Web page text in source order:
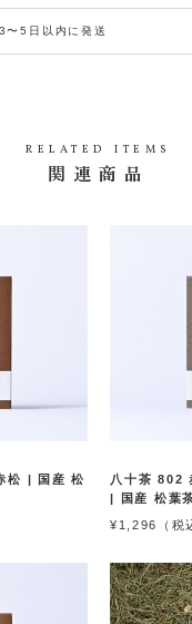
メー
ル申
込
「【GI
FT SE
十茶4
〜5日以内に発送
RELATED ITEMS
関連商品
松 | 国産 松
八十茶 802
| 国産 松葉
¥1,296（税